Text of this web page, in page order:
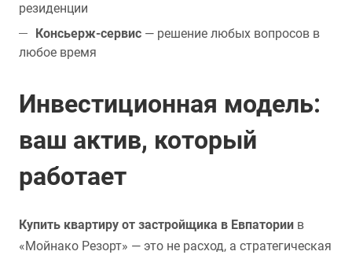
резиденции
Консьерж-сервис — решение любых вопросов в
любое время
Инвестиционная модель:
ваш актив, который
работает
Купить квартиру от застройщика в Евпатории в
«Мойнако Резорт» — это не расход, а стратегическая